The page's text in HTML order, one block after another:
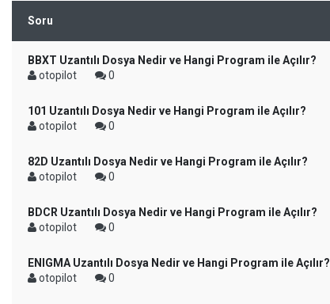
Soru
BBXT Uzantılı Dosya Nedir ve Hangi Program ile Açılır?
otopilot
0
101 Uzantılı Dosya Nedir ve Hangi Program ile Açılır?
otopilot
0
82D Uzantılı Dosya Nedir ve Hangi Program ile Açılır?
otopilot
0
BDCR Uzantılı Dosya Nedir ve Hangi Program ile Açılır?
otopilot
0
ENIGMA Uzantılı Dosya Nedir ve Hangi Program ile Açılır?
otopilot
0